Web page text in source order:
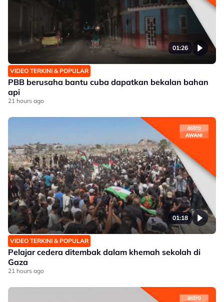
01:26
VIDEO TERKINI & POPULAR
PBB berusaha bantu cuba dapatkan bekalan bahan
api
21 hours ago
01:18
VIDEO TERKINI & POPULAR
Pelajar cedera ditembak dalam khemah sekolah di
Gaza
21 hours ago